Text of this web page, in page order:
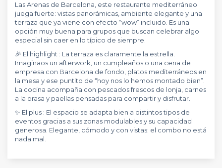
Las Arenas de Barcelona, este restaurante mediterráneo
juega fuerte: vistas panorámicas, ambiente elegante y una
terraza que ya viene con efecto “wow” incluido. Es una
opción muy buena para grupos que buscan celebrar algo
especial sin caer en lo típico de siempre.
🎉 El highlight : La terraza es claramente la estrella.
Imaginaos un afterwork, un cumpleaños o una cena de
empresa con Barcelona de fondo, platos mediterráneos en
la mesa y ese puntito de “hoy nos lo hemos montado bien”.
La cocina acompaña con pescados frescos de lonja, carnes
a la brasa y paellas pensadas para compartir y disfrutar.
✨ El plus : El espacio se adapta bien a distintos tipos de
eventos gracias a sus zonas modulables y su capacidad
generosa. Elegante, cómodo y con vistas: el combo no está
nada mal.